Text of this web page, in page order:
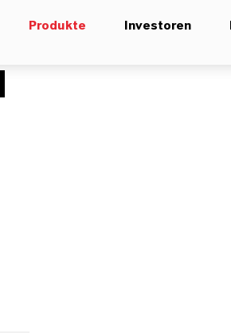
Produkte Investoren